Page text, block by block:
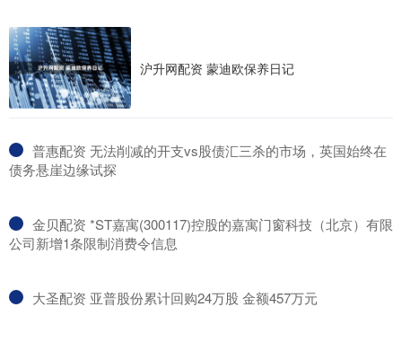
沪升网配资 蒙迪欧保养日记
​普惠配资 无法削减的开支vs股债汇三杀的市场，英国始终在
债务悬崖边缘试探
​金贝配资 *ST嘉寓(300117)控股的嘉寓门窗科技（北京）有限
公司新增1条限制消费令信息
​大圣配资 亚普股份累计回购24万股 金额457万元